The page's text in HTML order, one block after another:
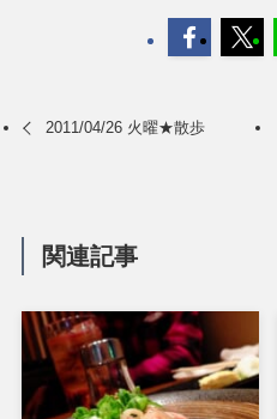
2011/04/26 火曜★散歩
関連記事